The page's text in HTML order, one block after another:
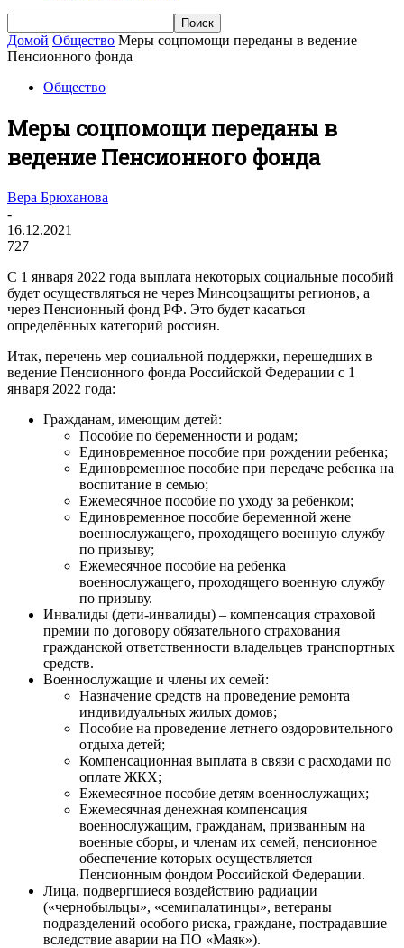
Домой Общество Меры соцпомощи переданы в ведение
Пенсионного фонда
Общество
Меры соцпомощи переданы в
ведение Пенсионного фонда
Вера Брюханова
-
16.12.2021
727
С 1 января 2022 года выплата некоторых социальные пособий
будет осуществляться не через Минсоцзащиты регионов, а
через Пенсионный фонд РФ. Это будет касаться
определённых категорий россиян.
Итак, перечень мер социальной поддержки, перешедших в
ведение Пенсионного фонда Российской Федерации с 1
января 2022 года:
Гражданам, имеющим детей:
Пособие по беременности и родам;
Единовременное пособие при рождении ребенка;
Единовременное пособие при передаче ребенка на
воспитание в семью;
Ежемесячное пособие по уходу за ребенком;
Единовременное пособие беременной жене
военнослужащего, проходящего военную службу
по призыву;
Ежемесячное пособие на ребенка
военнослужащего, проходящего военную службу
по призыву.
Инвалиды (дети-инвалиды) – компенсация страховой
премии по договору обязательного страхования
гражданской ответственности владельцев транспортных
средств.
Военнослужащие и члены их семей:
Назначение средств на проведение ремонта
индивидуальных жилых домов;
Пособие на проведение летнего оздоровительного
отдыха детей;
Компенсационная выплата в связи с расходами по
оплате ЖКХ;
Ежемесячное пособие детям военнослужащих;
Ежемесячная денежная компенсация
военнослужащим, гражданам, призванным на
военные сборы, и членам их семей, пенсионное
обеспечение которых осуществляется
Пенсионным фондом Российской Федерации.
Лица, подвергшиеся воздействию радиации
(«чернобыльцы», «семипалатинцы», ветераны
подразделений особого риска, граждане, пострадавшие
вследствие аварии на ПО «Маяк»).